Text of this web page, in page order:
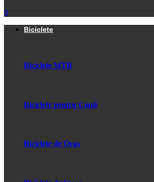
0
Biciclete
Biciclete MTB
Biciclete pentru Copii
Biciclete de Oras